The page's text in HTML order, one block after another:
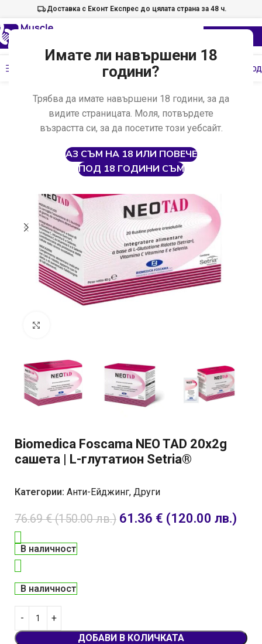
Имате ли навършени 18
години?
Трябва да имате навършени 18 години, за да
видите страницата. Моля, потвърдете
възрастта си, за да посетите този уебсайт.
АЗ СЪМ НА 18 ИЛИ ПОВЕЧЕ
ПОД 18 ГОДИНИ СЪМ
Доставка с Еконт Експрес до цялата страна за 48 ч.
Провери код
Анти-Ейджинг
Biomedica Foscama NEO TAD 20x2g
сашета | L-глутатион Setria®
Категории: Анти-Ейджинг, Други
76.69€ (150.00 лв.) 61.36 € (120.00 лв.)
В наличност
В наличност
ДОБАВИ В КОЛИЧКАТА